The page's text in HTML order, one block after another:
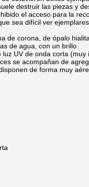
destruir las piezas y
el acceso para la
sea difícil ver
de corona, de ópalo
de agua, con un brillo
UV de onda corta (muy
se acompañan de
de forma muy